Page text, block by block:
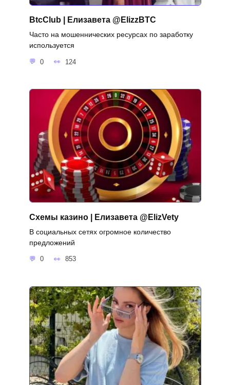
BtcClub | Елизавета @ElizzBTC
Часто на мошеннических ресурсах по заработку
используется
0 124
Схемы казино | Елизавета @ElizVety
В социальных сетях огромное количество
предложений
0 853